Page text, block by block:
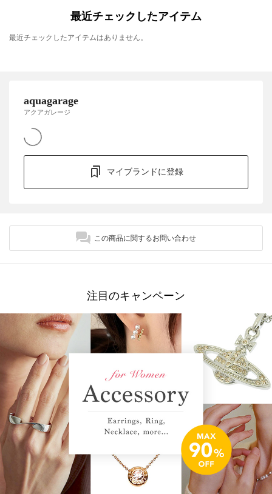
最近チェックしたアイテム
最近チェックしたアイテムはありません。
aquagarage
アクアガレージ
マイブランドに登録
この商品に関するお問い合わせ
注目のキャンペーン